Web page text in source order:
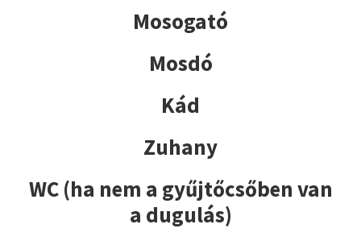
Mosogató
Mosdó
Kád
Zuhany
WC (ha nem a gyűjtőcsőben van
a dugulás)